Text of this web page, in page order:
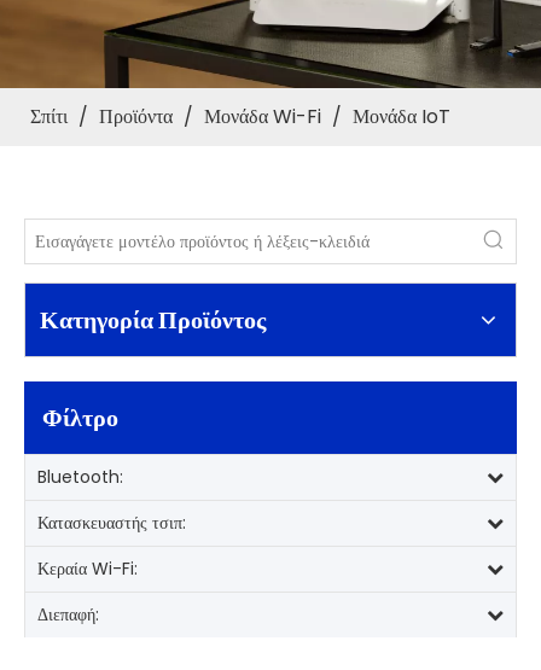
Σπίτι / Προϊόντα / Μονάδα Wi-Fi / Μονάδα IoT
Κατηγορία Προϊόντος
Φίλτρο
Bluetooth:
Κατασκευαστής τσιπ:
Κεραία Wi-Fi:
Διεπαφή: